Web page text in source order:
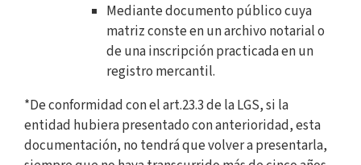
Mediante documento público cuya
matriz conste en un archivo notarial o
de una inscripción practicada en un
registro mercantil.
*De conformidad con el art.23.3 de la LGS, si la
entidad hubiera presentado con anterioridad, esta
documentación, no tendrá que volver a presentarla,